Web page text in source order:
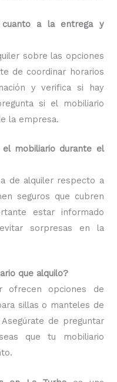
a la entrega y
sobre las opciones
de coordinar horarios
y verifica si hay
si el mobiliario
la empresa.
mobiliario durante el
de alquiler respecto a
seguros que cubren
estar informado
sorpresas en la
que alquilo?
ofrecen opciones de
sillas o manteles de
de preguntar
que tu mobiliario